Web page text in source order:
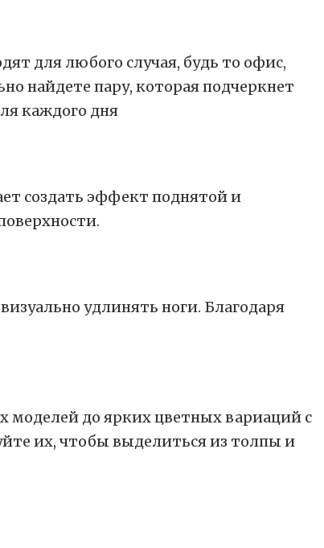
для любого случая, будь то офис,
найдете пару, которая подчеркнет
создать эффект поднятой и
удлинять ноги. Благодаря
моделей до ярких цветных вариаций с
их, чтобы выделиться из толпы и